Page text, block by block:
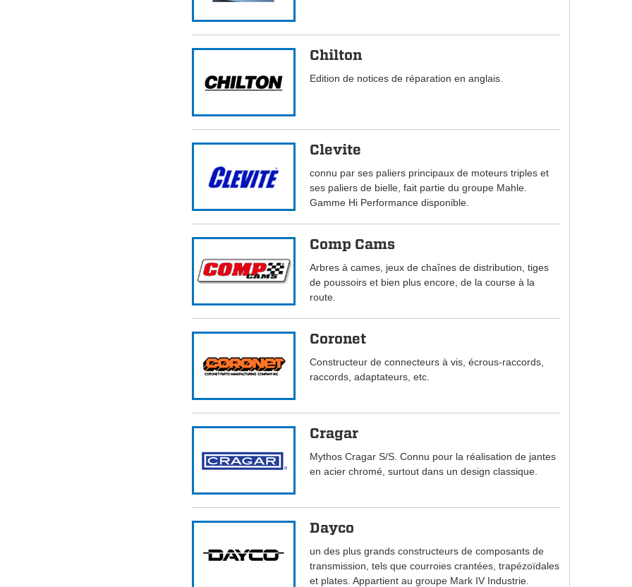
Chilton
Edition de notices de réparation en anglais.
Clevite
connu par ses paliers principaux de moteurs triples et
ses paliers de bielle, fait partie du groupe Mahle.
Gamme Hi Performance disponible.
Comp Cams
Arbres à cames, jeux de chaînes de distribution, tiges
de poussoirs et bien plus encore, de la course à la
route.
Coronet
Constructeur de connecteurs à vis, écrous-raccords,
raccords, adaptateurs, etc.
Cragar
Mythos Cragar S/S. Connu pour la réalisation de jantes
en acier chromé, surtout dans un design classique.
Dayco
un des plus grands constructeurs de composants de
transmission, tels que courroies crantées, trapézoïdales
et plates. Appartient au groupe Mark IV Industrie.